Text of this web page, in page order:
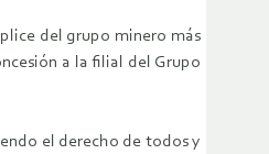
del grupo minero más
a la filial del Grupo
el derecho de todos y